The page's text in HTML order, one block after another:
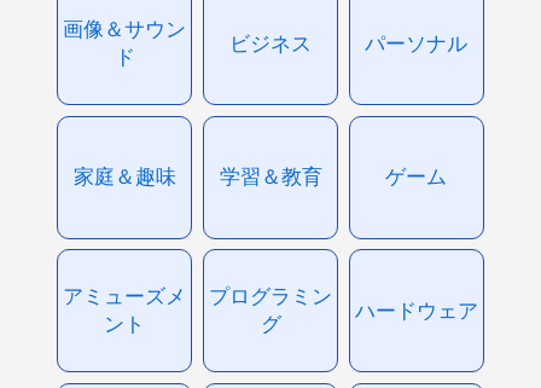
画像＆サウン
ド
ビジネス パーソナル
家庭＆趣味 学習＆教育 ゲーム
アミューズメ
ント
プログラミン
グ
ハードウェア